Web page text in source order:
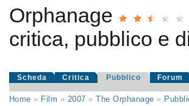
Orphanage
critica, pubblico e
Scheda Critica Pubblico Forum
Home » Film » 2007 »The Orphanage »